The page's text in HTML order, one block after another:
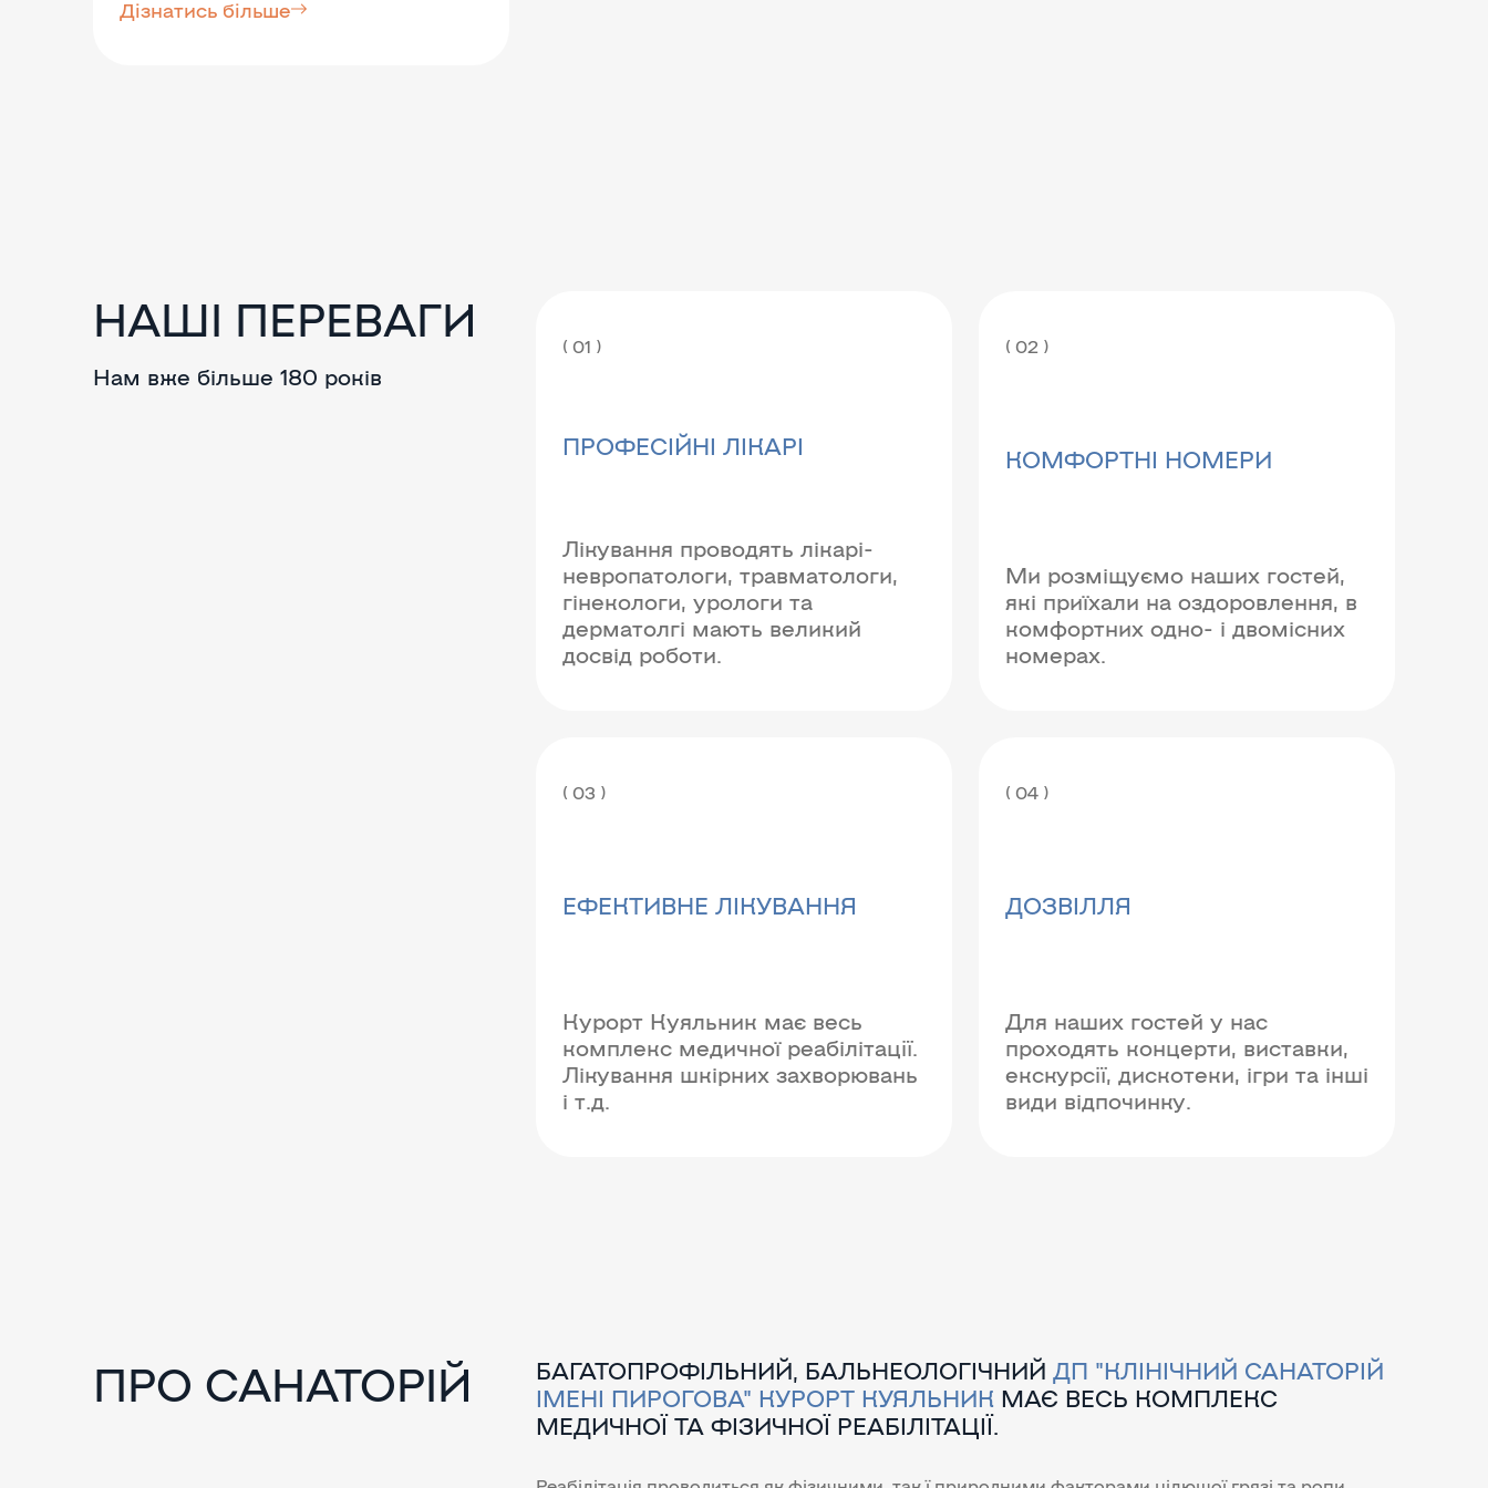
Дізнатись більше
НАШІ ПЕРЕВАГИ
Нам вже більше 180 років
( 01 )
ПРОФЕСІЙНІ ЛІКАРІ
Лікування проводять лікарі-
невропатологи, травматологи,
гінекологи, урологи та
дерматолгі мають великий
досвід роботи.
( 02 )
КОМФОРТНІ НОМЕРИ
Ми розміщуємо наших гостей,
які приїхали на оздоровлення, в
комфортних одно- і двомісних
номерах.
( 03 )
EФЕКТИВНЕ ЛІКУВАННЯ
Курорт Куяльник має весь
комплекс медичної реабілітації.
Лікування шкірних захворювань
і т.д.
( 04 )
ДОЗВІЛЛЯ
Для наших гостей у нас
проходять концерти, виставки,
екскурсії, дискотеки, ігри та інші
види відпочинку.
ПРО САНАТОРІЙ БАГАТОПРОФІЛЬНИЙ, БАЛЬНЕОЛОГІЧНИЙ ДП "КЛІНІЧНИЙ САНАТОРІЙ
ІМЕНІ ПИРОГОВА" КУРОРТ КУЯЛЬНИК МАЄ ВЕСЬ КОМПЛЕКС
МЕДИЧНОЇ ТА ФІЗИЧНОЇ РЕАБІЛІТАЦІЇ.